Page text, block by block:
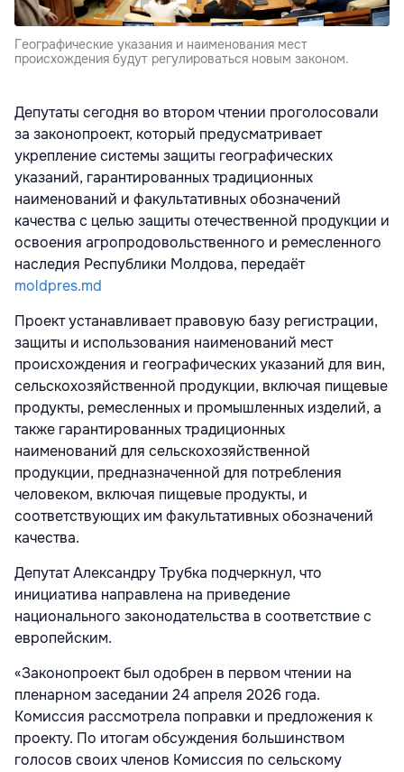
Географические указания и наименования мест
происхождения будут регулироваться новым законом.
Депутаты сегодня во втором чтении проголосовали
за законопроект, который предусматривает
укрепление системы защиты географических
указаний, гарантированных традиционных
наименований и факультативных обозначений
качества с целью защиты отечественной продукции и
освоения агропродовольственного и ремесленного
наследия Республики Молдова, передаёт
moldpres.md
Проект устанавливает правовую базу регистрации,
защиты и использования наименований мест
происхождения и географических указаний для вин,
сельскохозяйственной продукции, включая пищевые
продукты, ремесленных и промышленных изделий, а
также гарантированных традиционных
наименований для сельскохозяйственной
продукции, предназначенной для потребления
человеком, включая пищевые продукты, и
соответствующих им факультативных обозначений
качества.
Депутат Александру Трубка подчеркнул, что
инициатива направлена на приведение
национального законодательства в соответствие с
европейским.
«Законопроект был одобрен в первом чтении на
пленарном заседании 24 апреля 2026 года.
Комиссия рассмотрела поправки и предложения к
проекту. По итогам обсуждения большинством
голосов своих членов Комиссия по сельскому